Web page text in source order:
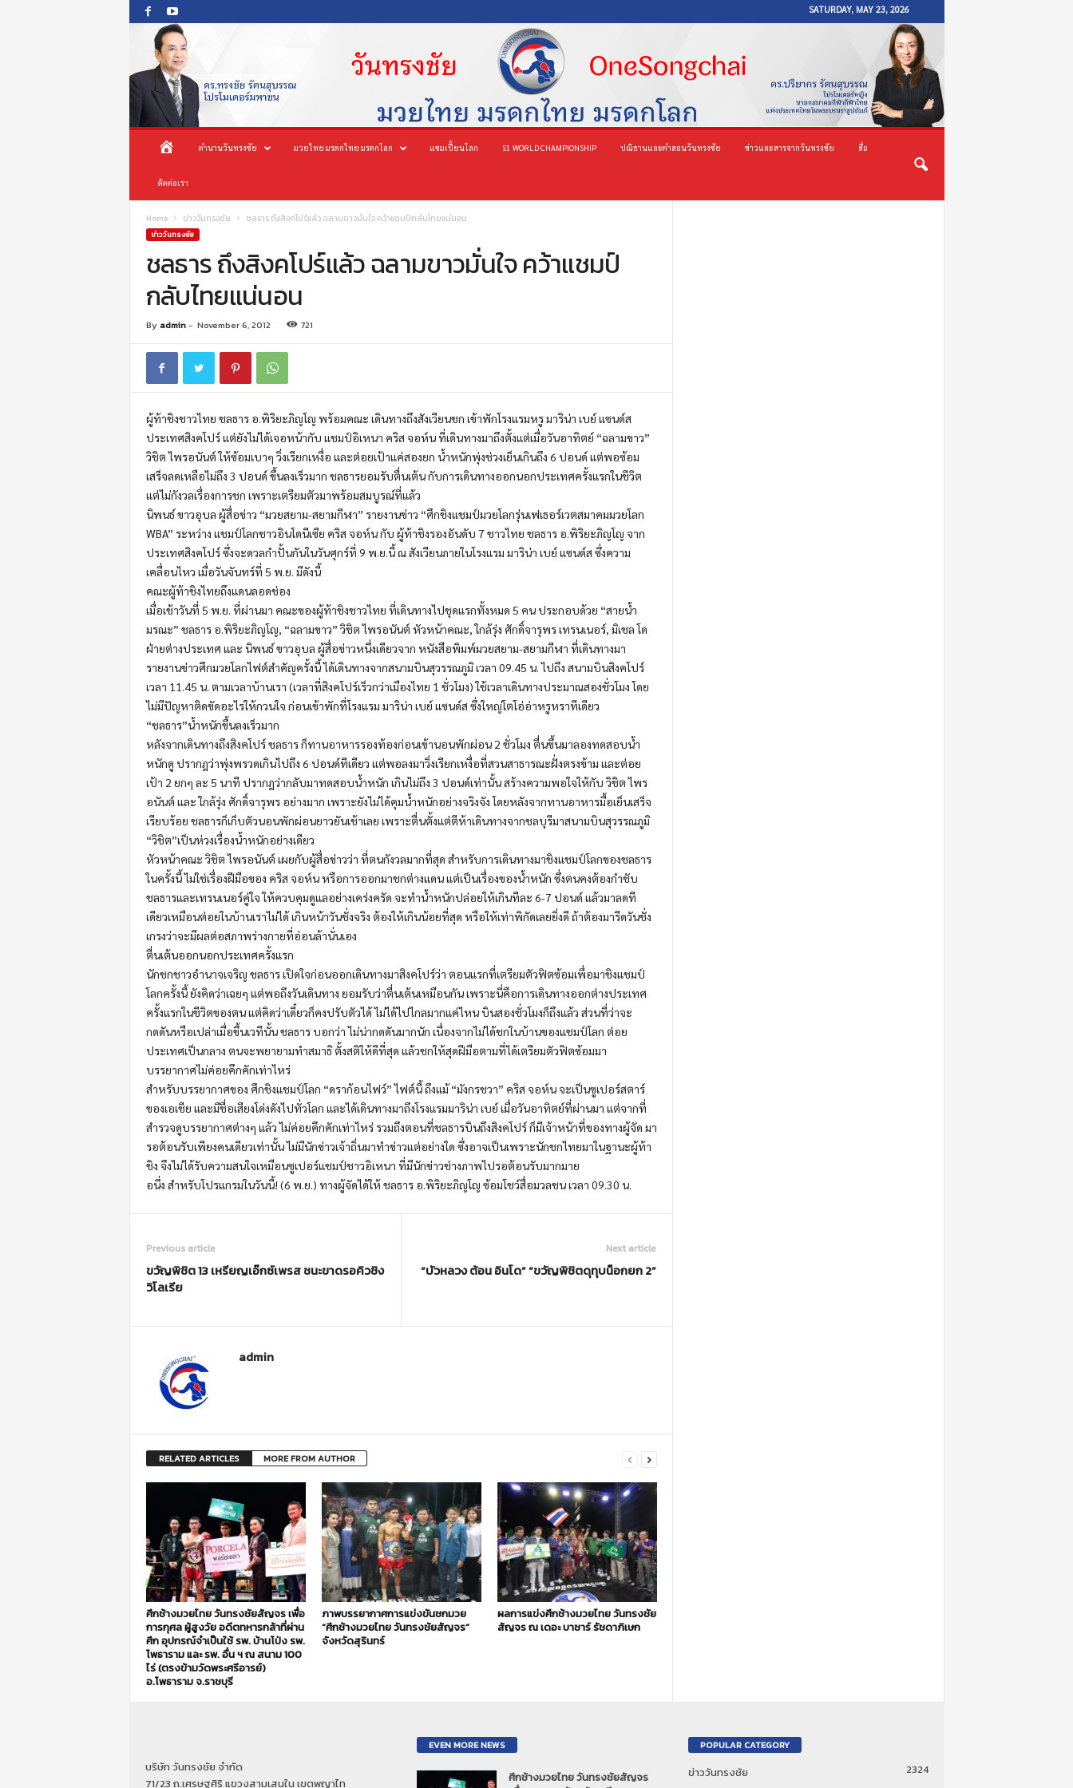
SATURDAY, MAY 23, 2026
O
o
น้
า
ร
ก
ตำนานวันทรงชัย มวยไทย มรดกไทย มรดกโลก แชมเปี้ยนโลก S1 WORLD CHAMPIONSHIP ปณิธานและคำสอนวันทรงชัย ข่าวและสารจากวันทรงชัย สื่อ
ติดต่อเรา
Home ข่าววันทรงชัย ชลธาร ถึงสิงคโปร์แล้ว ฉลามขาวมั่นใจ คว้าแชมป์กลับไทยแน่นอน
ข่าววันทรงชัย
ชลธาร ถึงสิงคโปร์แล้ว ฉลามขาวมั่นใจ คว้าแชมป์
กลับไทยแน่นอน
By admin- November 6, 2012 721
ผู้ท้าชิงชาวไทย ชลธาร อ.พิริยะภิญโญ พร้อมคณะ เดินทางถึงสังเวียนชก เข้าพักโรงแรมหรู มาริน่า เบย์ แซนด์ส
ประเทศสิงคโปร์ แต่ยังไม่ได้เจอหน้ากับ แชมป์อิเหนา คริส จอห์น ที่เดินทางมาถึงตั้งแต่เมื่อวันอาทิตย์ “ฉลามขาว”
วิชิต ไพรอนันต์ ให้ซ้อมเบาๆ วิ่งเรียกเหงื่อ และต่อยเป้าแค่สองยก น้ำหนักพุ่งช่วงเย็นเกินถึง 6 ปอนด์ แต่พอซ้อม
เสร็จลดเหลือไม่ถึง 3 ปอนด์ ขึ้นลงเร็วมาก ชลธารยอมรับตื่นเต้น กับการเดินทางออกนอกประเทศครั้งแรกในชีวิต
แต่ไม่กังวลเรื่องการชก เพราะเตรียมตัวมาพร้อมสมบูรณ์ที่แล้ว
นิพนธ์ ขาวอุบล ผู้สื่อข่าว “มวยสยาม-สยามกีฬา” รายงานข่าว “ศึกชิงแชมป์มวยโลกรุ่นเฟเธอร์เวตสมาคมมวยโลก
WBA” ระหว่าง แชมป์โลกชาวอินโดนีเซีย คริส จอห์น กับ ผู้ท้าชิงรองอันดับ 7 ชาวไทย ชลธาร อ.พิริยะภิญโญ จาก
ประเทศสิงคโปร์ ซึ่งจะดวลกำปั้นกันในวันศุกร์ที่ 9 พ.ย.นี้ ณ สังเวียนภายในโรงแรม มาริน่า เบย์ แซนด์ส ซึ่งความ
เคลื่อนไหว เมื่อวันจันทร์ที่ 5 พ.ย. มีดังนี้
คณะผู้ท้าชิงไทยถึงแดนลอดช่อง
เมื่อเช้าวันที่ 5 พ.ย. ที่ผ่านมา คณะของผู้ท้าชิงชาวไทย ที่เดินทางไปชุดแรกทั้งหมด 5 คน ประกอบด้วย “สายน้ำ
มรณะ” ชลธาร อ.พิริยะภิญโญ, “ฉลามขาว” วิชิต ไพรอนันต์ หัวหน้าคณะ, ใกล้รุ่ง ศักดิ์จารุพร เทรนเนอร์, มิเชล โด
ฝ่ายต่างประเทศ และ นิพนธ์ ขาวอุบล ผู้สื่อข่าวหนึ่งเดียวจาก หนังสือพิมพ์มวยสยาม-สยามกีฬา ที่เดินทางมา
รายงานข่าวศึกมวยโลกไฟต์สำคัญครั้งนี้ ได้เดินทางจากสนามบินสุวรรณภูมิ เวลา 09.45 น. ไปถึง สนามบินสิงคโปร์
เวลา 11.45 น. ตามเวลาบ้านเรา (เวลาที่สิงคโปร์เร็วกว่าเมืองไทย 1 ชั่วโมง) ใช้เวลาเดินทางประมาณสองชั่วโมง โดย
ไม่มีปัญหาติดขัดอะไรให้กวนใจ ก่อนเข้าพักที่โรงแรม มาริน่า เบย์ แซนด์ส ซึ่งใหญ่โตโอ่อ่าหรูหราทีเดียว
“ชลธาร”น้ำหนักขึ้นลงเร็วมาก
หลังจากเดินทางถึงสิงคโปร์ ชลธาร ก็ทานอาหารรองท้องก่อนเข้านอนพักผ่อน 2 ชั่วโมง ตื่นขึ้นมาลองทดสอบน้ำ
หนักดู ปรากฎว่าพุ่งพรวดเกินไปถึง 6 ปอนด์ทีเดียว แต่พอลงมาวิ่งเรียกเหงื่อที่สวนสาธารณะฝั่งตรงข้าม และต่อย
เป้า 2 ยกๆ ละ 5 นาที ปรากฎว่ากลับมาทดสอบน้ำหนัก เกินไม่ถึง 3 ปอนด์เท่านั้น สร้างความพอใจให้กับ วิชิต ไพร
อนันต์ และ ใกล้รุ่ง ศักดิ์จารุพร อย่างมาก เพราะยังไม่ได้คุมน้ำหนักอย่างจริงจัง โดยหลังจากทานอาหารมื้อเย็นเสร็จ
เรียบร้อย ชลธารก็เก็บตัวนอนพักผ่อนยาวยันเช้าเลย เพราะตื่นตั้งแต่ตีห้าเดินทางจากชลบุรีมาสนามบินสุวรรณภูมิ
“วิชิต”เป็นห่วงเรื่องน้ำหนักอย่างเดียว
หัวหน้าคณะ วิชิต ไพรอนันต์ เผยกับผู้สื่อข่าวว่า ที่ตนกังวลมากที่สุด สำหรับการเดินทางมาชิงแชมป์โลกของชลธาร
ในครั้งนี้ ไม่ใช่เรื่องฝีมือของ คริส จอห์น หรือการออกมาชกต่างแดน แต่เป็นเรื่องของน้ำหนัก ซึ่งตนคงต้องกำชับ
ชลธารและเทรนเนอร์คู่ใจ ให้ควบคุมดูแลอย่างเคร่งครัด จะทำน้ำหนักปล่อยให้เกินทีละ 6-7 ปอนด์ แล้วมาลดที
เดียวเหมือนต่อยในบ้านเราไม่ได้ เกินหน้าวันชั่งจริง ต้องให้เกินน้อยที่สุด หรือให้เท่าพิกัดเลยยิ่งดี ถ้าต้องมารีดวันชั่ง
เกรงว่าจะมีผลต่อสภาพร่างกายที่อ่อนล้านั่นเอง
ตื่นเต้นออกนอกประเทศครั้งแรก
นักชกชาวอำนาจเจริญ ชลธาร เปิดใจก่อนออกเดินทางมาสิงคโปร์ว่า ตอนแรกที่เตรียมตัวฟิตซ้อมเพื่อมาชิงแชมป์
โลกครั้งนี้ ยังคิดว่าเฉยๆ แต่พอถึงวันเดินทาง ยอมรับว่าตื่นเต้นเหมือนกัน เพราะนี่คือการเดินทางออกต่างประเทศ
ครั้งแรกในชีวิตของตน แต่คิดว่าเดี๋ยวก็คงปรับตัวได้ ไม่ได้ไปไกลมากแค่ไหน บินสองชั่วโมงก็ถึงแล้ว ส่วนที่ว่าจะ
กดดันหรือเปล่าเมื่อขึ้นเวทีนั้น ชลธาร บอกว่า ไม่น่ากดดันมากนัก เนื่องจากไม่ได้ชกในบ้านของแชมป์โลก ต่อย
ประเทศเป็นกลาง ตนจะพยายามทำสมาธิ ตั้งสติให้ดีที่สุด แล้วชกให้สุดฝีมือตามที่ได้เตรียมตัวฟิตซ้อมมา
บรรยากาศไม่ค่อยคึกคักเท่าไหร่
สำหรับบรรยากาศของ ศึกชิงแชมป์โลก “ดราก้อนไฟว์” ไฟต์นี้ ถึงแม้ “มังกรชวา” คริส จอห์น จะเป็นซูเปอร์สตาร์
ของเอเชีย และมีชื่อเสียงโด่งดังไปทั่วโลก และได้เดินทางมาถึงโรงแรมมาริน่า เบย์ เมื่อวันอาทิตย์ที่ผ่านมา แต่จากที่
สำรวจดูบรรยากาศต่างๆ แล้ว ไม่ค่อยคึกคักเท่าไหร่ รวมถึงตอนที่ชลธารบินถึงสิงคโปร์ ก็มีเจ้าหน้าที่ของทางผู้จัด มา
รอต้อนรับเพียงคนเดียวเท่านั้น ไม่มีนักข่าวเจ้าถิ่นมาทำข่าวแต่อย่างใด ซึ่งอาจเป็นเพราะนักชกไทยมาในฐานะผู้ท้า
ชิง จึงไม่ได้รับความสนใจเหมือนซูเปอร์แชมป์ชาวอิเหนา ที่มีนักข่าวช่างภาพไปรอต้อนรับมากมาย
อนึ่ง สำหรับโปรแกรมในวันนี้! (6 พ.ย.) ทางผู้จัดได้ให้ ชลธาร อ.พิริยะภิญโญ ซ้อมโชว์สื่อมวลชน เวลา 09.30 น.
Previous article
ขวัญพิชิต 13 เหรียญเอ๊กซ์เพรส ชนะขาดรอคิวชิง
วิโลเรีย
Next article
“บัวหลวง ต้อน อินโด” “ขวัญพิชิตดุทุบน็อกยก 2”
admin
RELATED ARTICLES MORE FROM AUTHOR
ศึกช้างมวยไทย วันทรงชัยสัญจร เพื่อ
การกุศล ผู้สูงวัย อดีตทหารกล้าที่ผ่าน
ศึก อุปกรณ์จำเป็นใช้ รพ. บ้านโป่ง รพ.
โพธาราม และ รพ. อื่น ฯ ณ สนาม 100
ไร่ (ตรงข้ามวัดพระศรีอารย์)
อ.โพธาราม จ.ราชบุรี
ภาพบรรยากาศการแข่งขันชกมวย
“ศึกช้างมวยไทย วันทรงชัยสัญจร”
จังหวัดสุรินทร์
ผลการแข่งศึกช้างมวยไทย วันทรงชัย
สัญจร ณ เดอะ บาซาร์ รัชดาภิเษก
บริษัท วันทรงชัย จำกัด
71/23 ถ.เศรษฐศิริ แขวงสามเสนใน เขตพญาไท
EVEN MORE NEWS
ศึกช้างมวยไทย วันทรงชัยสัญจร
POPULAR CATEGORY
ข่าววันทรงชัย
2324